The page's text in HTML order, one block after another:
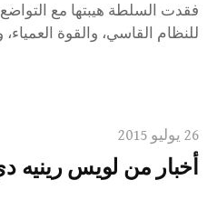
فقدت السلطة هيبتها مع
للنظام القاسي، والقوة العمياء،
26 يوليو 2015
أخبار من لويس رينيه